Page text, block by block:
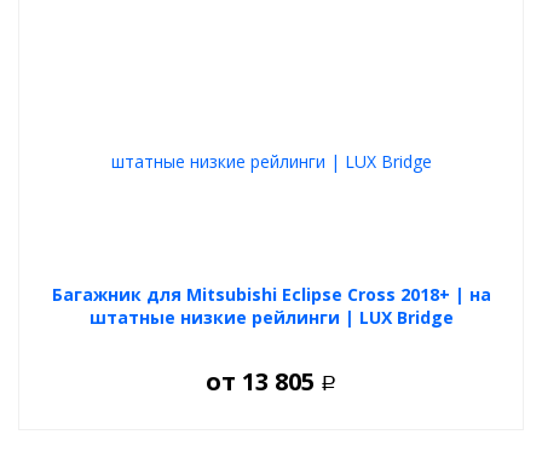
Багажник для Mitsubishi Eclipse Cross 2018+ | на
штатные низкие рейлинги | LUX Bridge
от 13 805 Р